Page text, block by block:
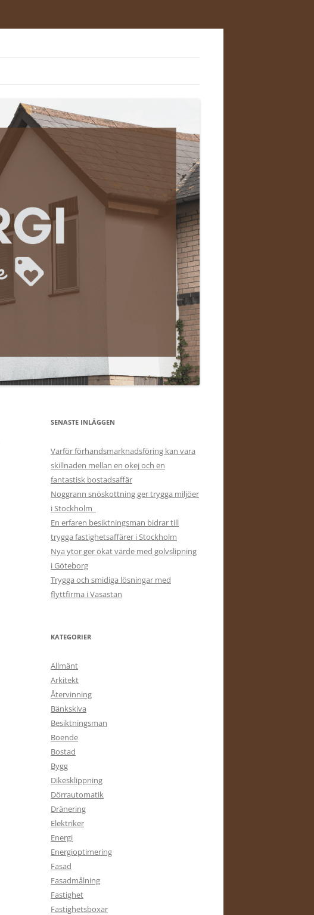
SENASTE INLÄGGEN
Varför förhandsmarknadsföring kan vara
skillnaden mellan en okej och en
fantastisk bostadsaffär
Noggrann snöskottning ger trygga miljöer
i Stockholm
En erfaren besiktningsman bidrar till
trygga fastighetsaffärer i Stockholm
Nya ytor ger ökat värde med golvslipning
i Göteborg
Trygga och smidiga lösningar med
flyttfirma i Vasastan
KATEGORIER
Allmänt
Arkitekt
Återvinning
Bänkskiva
Besiktningsman
Boende
Bostad
Bygg
Dikesklippning
Dörrautomatik
Dränering
Elektriker
Energi
Energioptimering
Fasad
Fasadmålning
Fastighet
Fastighetsboxar